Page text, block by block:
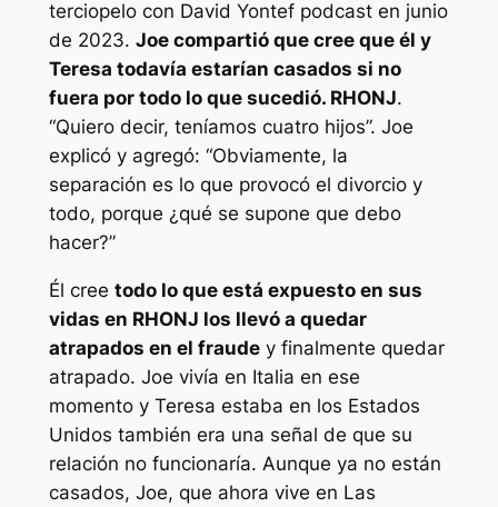
terciopelo con David Yontefpodcast en junio
de 2023. Joe compartió que cree que él y
Teresa todavía estarían casados ​​si no
fuera por todo lo que sucedió. RHONJ.
“Quiero decir, teníamos cuatro hijos”. Joe
explicó y agregó: “Obviamente, la
separación es lo que provocó el divorcio y
todo, porque ¿qué se supone que debo
hacer?”
Él cree todo lo que está expuesto en sus
vidas en RHONJ los llevó a quedar
atrapados en el fraudey finalmente quedar
atrapado. Joe vivía en Italia en ese
momento y Teresa estaba en los Estados
Unidos también era una señal de que su
relación no funcionaría. Aunque ya no están
casados, Joe, que ahora vive en Las